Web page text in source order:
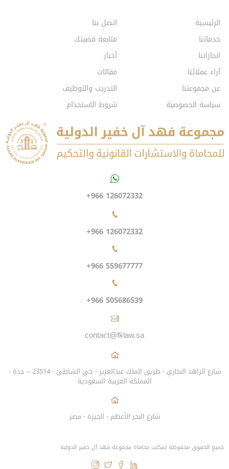
الرئيسية
خدماتنا
انجازاتنا
آراء عملائنا
عن مجموعتنا
سياسة الخصوصية
اتصل بنا
متابعة قضيتك
أخبار
مقالات
التدريب والتوظيف
شروط الاستخدام
+966 126072332
+966 126072332
+966 559677777
+966 505686539
contact@fklaw.sa
شارع الزاهد البخاري - طريق الملك عبدالعزيز - حي الشاطئ - 23514 – جدة -
المملكة العربية السعودية
شارع البحر الأعظم - الجيزة - مصر
جميع الحقوق محفوظة لمكتب محاماة مجموعة فهد آل خفير الدولية